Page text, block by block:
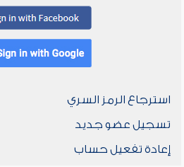
استرجاع الرمز السري
تسجيل عضو جديد
إعادة تفعيل حساب